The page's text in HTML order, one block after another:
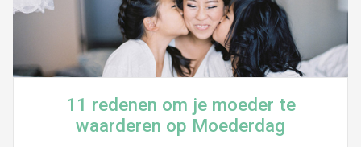
11 redenen om je moeder te
waarderen op Moederdag